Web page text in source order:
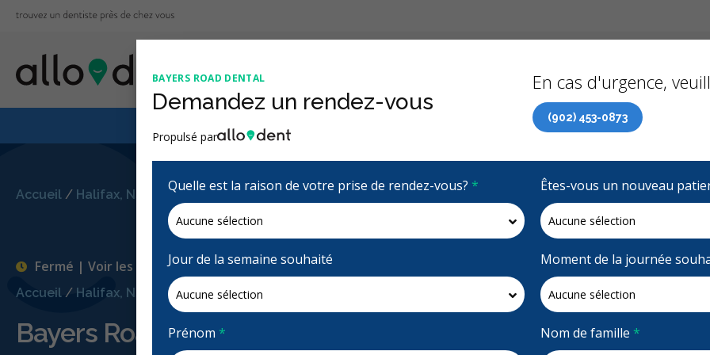
Le Régime canadien de soins dentaires (RCSD) maintenant accessible à tous
Accueil / Halifax, NS Bayers Road Dental
Accueil / Halifax, NS Bayers Road Dental
Bayers Road Dental
4.1 étoiles
(16)
Demandez un rendez-vous
Fermé | Voir les heures d'ouvertures
BAYERS ROAD DENTAL
Demandez un rendez-vous
Propulsé par
En cas d'urgence,
(902) 453-0873
Quelle est la raison de votre prise de rendez-vous? * Êtes-vous un nouveau
Jour de la semaine souhaité Moment de la journée
Prénom * Nom de famille *